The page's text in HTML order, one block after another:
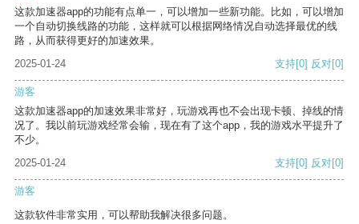
这款加速器app的功能有点单一，可以增加一些新功能。比如，可以增加
一个自动切换线路的功能，这样就可以根据网络情况自动选择最优的线
路，从而获得更好的加速效果。
2025-01-24
支持[0] 反对[0]
游客
这款加速器app的加速效果非常好，玩游戏再也不会出现卡顿、掉线的情
况了。我以前玩游戏经常会输，现在有了这个app，我的游戏水平提升了
不少。
2025-01-24
支持[0] 反对[0]
游客
这款软件非常实用，可以帮助我解决很多问题。